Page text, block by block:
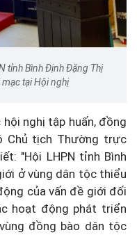
tỉnh Bình Định Đặng Thị
tại Hội nghị
nghị tập huấn, đồng
Chủ tịch Thường trực
"Hội LHPN tỉnh Bình
ở vùng dân tộc thiểu
của vấn đề giới đối
hoạt động phát triển
đồng bào dân tộc